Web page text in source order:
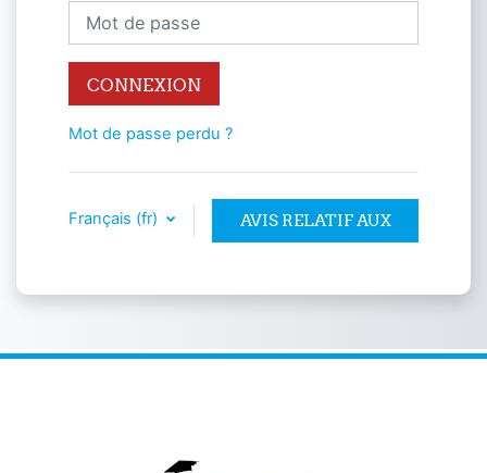
Mot de passe
CONNEXION
Mot de passe perdu ?
Français ‎(fr)‎ AVIS RELATIF AUX